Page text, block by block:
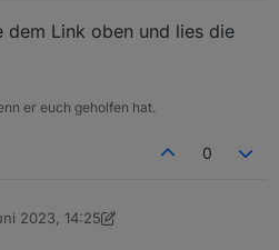
dem Link oben und lies die
er euch geholfen hat.
0
2023, 14:25
ESP8266